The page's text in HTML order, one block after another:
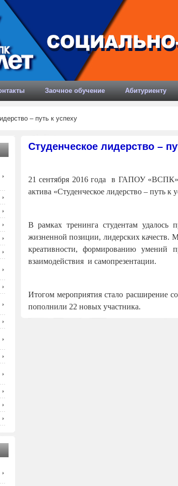
Заочное обучение Абитуриенту
– путь к успеху
Студенческое лидерство –
21 сентября 2016 года в ГАПОУ «ВСПК»
актива «Студенческое лидерство – путь к
В рамках тренинга студентам удалось
жизненной позиции, лидерских качеств.
креативности, формированию умений
взаимодействия и самопрезентации.
Итогом мероприятия стало расширение
пополнили 22 новых участника.